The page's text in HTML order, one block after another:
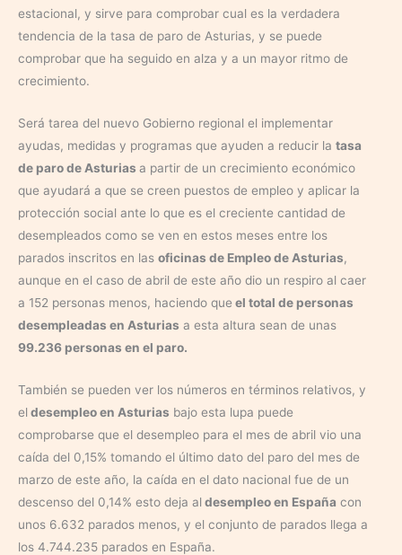
estacional, y sirve para comprobar cual es la verdadera
tendencia de la tasa de paro de Asturias, y se puede
comprobar que ha seguido en alza y a un mayor ritmo de
crecimiento.
Será tarea del nuevo Gobierno regional el implementar
ayudas, medidas y programas que ayuden a reducir la tasa
de paro de Asturias a partir de un crecimiento económico
que ayudará a que se creen puestos de empleo y aplicar la
protección social ante lo que es el creciente cantidad de
desempleados como se ven en estos meses entre los
parados inscritos en las oficinas de Empleo de Asturias,
aunque en el caso de abril de este año dio un respiro al caer
a 152 personas menos, haciendo que el total de personas
desempleadas en Asturias a esta altura sean de unas
99.236 personas en el paro.
También se pueden ver los números en términos relativos, y
el desempleo en Asturias bajo esta lupa puede
comprobarse que el desempleo para el mes de abril vio una
caída del 0,15% tomando el último dato del paro del mes de
marzo de este año, la caída en el dato nacional fue de un
descenso del 0,14% esto deja al desempleo en España con
unos 6.632 parados menos, y el conjunto de parados llega a
los 4.744.235 parados en España.